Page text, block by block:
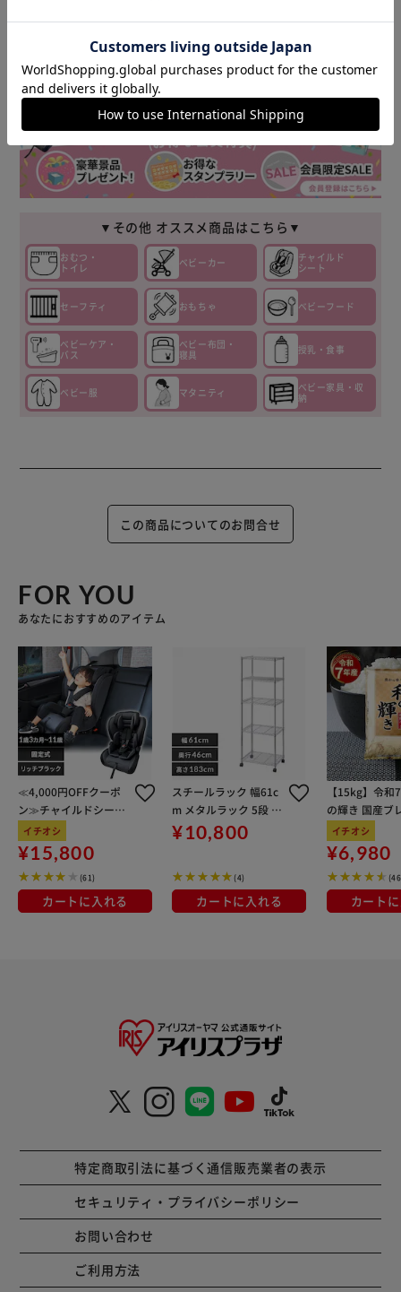
商品情報
▼その他 オススメ商品はこちら▼
おむつ・
トイレ
ベビーカー
チャイルド
シート
セーフティ おもちゃ ベビーフード
ベビーケア・
バス
ベビー布団・
寝具
授乳・食事
ベビー服 マタニティ
ベビー家具・収
納
この商品についてのお問合せ
FOR YOU
あなたにおすすめのアイテム
≪4,000円OFFクーポ
ン≫チャイルドシート
ジュニアシートISOFIX
固定式 1歳3カ月から1
1歳 取り付け簡単 R129
適合モデル 109031108
2 リッチブラック
イチオシ
¥15,800
(61)
カートに入れる
スチールラック 幅61c
m メタルラック 5段 SE
-6118JC0.1
¥10,800
(4)
カートに入れる
【15kg】令和
の輝き 国産ブ
kg×3袋
イチオシ
¥6,980
カート
特定商取引法に基づく通信販売業者の表示
セキュリティ・プライバシーポリシー
お問い合わせ
ご利用方法